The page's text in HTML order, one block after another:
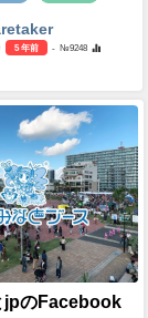
5 年前
- №9248
jpのFacebook